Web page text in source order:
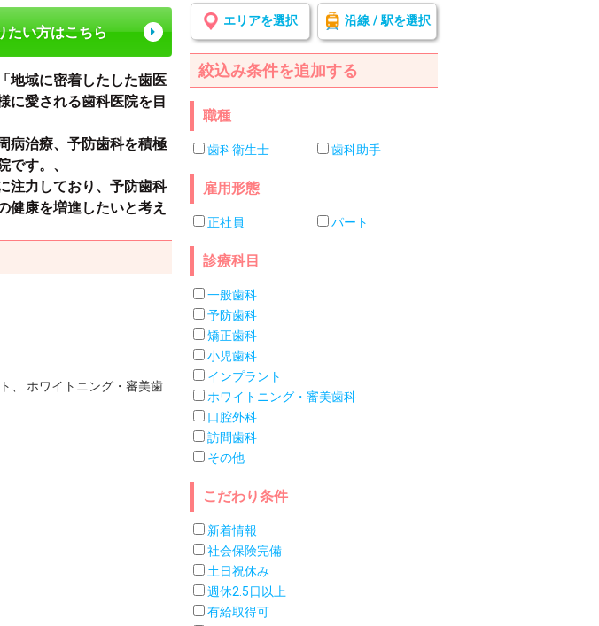
たい方はこちら
地域に密着したした歯医
に愛される歯科医院を目
病治療、予防歯科を積極
です。、
注力しており、予防歯科
健康を増進したいと考え
、 ホワイトニング・審美歯
エリアを選択 沿線 / 駅を選択
絞込み条件を追加する
職種
歯科衛生士 歯科助手
雇用形態
正社員 パート
診療科目
一般歯科
予防歯科
矯正歯科
小児歯科
インプラント
ホワイトニング・審美歯科
口腔外科
訪問歯科
その他
こだわり条件
新着情報
社会保険完備
土日祝休み
週休2.5日以上
有給取得可